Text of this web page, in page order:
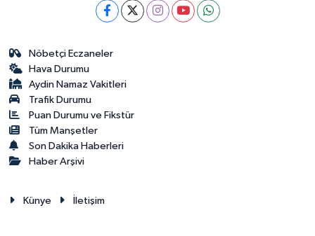
Nöbetçi Eczaneler
Hava Durumu
Aydin Namaz Vakitleri
Trafik Durumu
Puan Durumu ve Fikstür
Tüm Manşetler
Son Dakika Haberleri
Haber Arşivi
Künye İletişim